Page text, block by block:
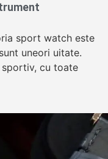
sport watch este
uneori uitate.
sportiv, cu toate